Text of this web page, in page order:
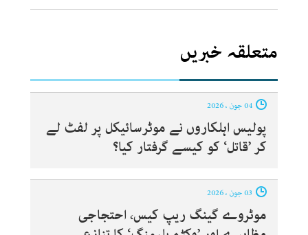
متعلقہ خبریں
پولیس اہلکاروں نے موٹرسائیکل پر لفٹ لے
کر ’قاتل‘ کو کیسے گرفتار کیا؟
موٹروے گینگ ریپ کیس، احتجاجی